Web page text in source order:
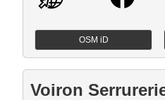
OSM iD
Voiron